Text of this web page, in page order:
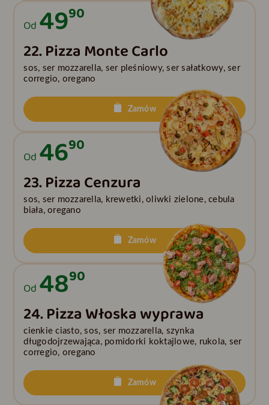
Od 4990
22. Pizza Monte Carlo
sos, ser mozzarella, ser pleśniowy, ser sałatkowy, ser
corregio, oregano
Zamów
Od 4690
23. Pizza Cenzura
sos, ser mozzarella, krewetki, oliwki zielone, cebula
biała, oregano
Zamów
Od 4890
24. Pizza Włoska wyprawa
cienkie ciasto, sos, ser mozzarella, szynka
długodojrzewająca, pomidorki koktajlowe, rukola, ser
corregio, oregano
Zamów